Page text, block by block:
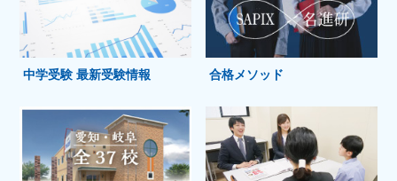
中学受験 最新受験情報 合格メソッド